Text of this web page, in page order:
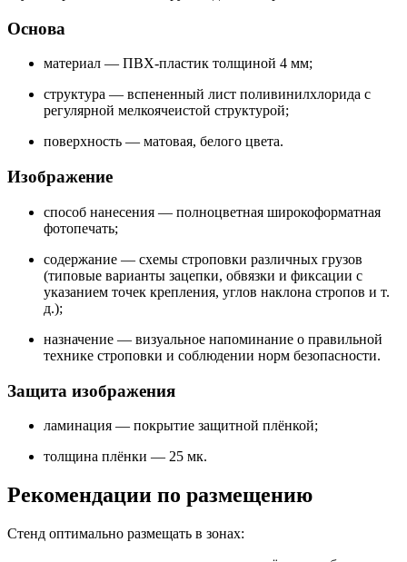
Основа
материал — ПВХ‑пластик толщиной 4 мм;
структура — вспененный лист поливинилхлорида с
регулярной мелкоячеистой структурой;
поверхность — матовая, белого цвета.
Изображение
способ нанесения — полноцветная широкоформатная
фотопечать;
содержание — схемы строповки различных грузов
(типовые варианты зацепки, обвязки и фиксации с
указанием точек крепления, углов наклона стропов и т.
д.);
назначение — визуальное напоминание о правильной
технике строповки и соблюдении норм безопасности.
Защита изображения
ламинация — покрытие защитной плёнкой;
толщина плёнки — 25 мк.
Рекомендации по размещению
Стенд оптимально размещать в зонах: